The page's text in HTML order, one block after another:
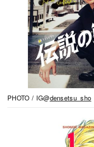
PHOTO / IG@densetsu_sho